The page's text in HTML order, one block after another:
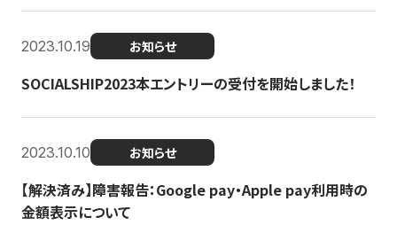
2023.10.19 お知らせ
SOCIALSHIP2023本エントリーの受付を開始しました！
2023.10.10 お知らせ
【解決済み】障害報告：Google pay・Apple pay利用時の
金額表示について